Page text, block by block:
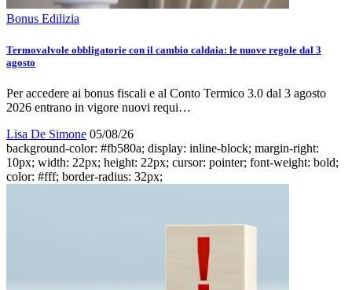
Bonus Edilizia
Termovalvole obbligatorie con il cambio caldaia: le nuove regole dal 3
agosto
Per accedere ai bonus fiscali e al Conto Termico 3.0 dal 3 agosto
2026 entrano in vigore nuovi requi…
Lisa De Simone 05/08/26
background-color: #fb580a; display: inline-block; margin-right:
10px; width: 22px; height: 22px; cursor: pointer; font-weight: bold;
color: #fff; border-radius: 32px;